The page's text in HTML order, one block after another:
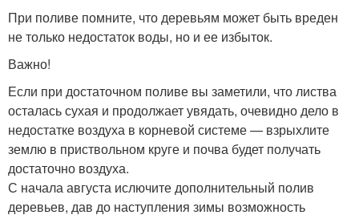
При поливе помните, что деревьям может быть вреден
не только недостаток воды, но и ее избыток.
Важно!
Если при достаточном поливе вы заметили, что листва
осталась сухая и продолжает увядать, очевидно дело в
недостатке воздуха в корневой системе — взрыхлите
землю в приствольном круге и почва будет получать
достаточно воздуха.
С начала августа ислючите дополнительный полив
деревьев, дав до наступления зимы возможность